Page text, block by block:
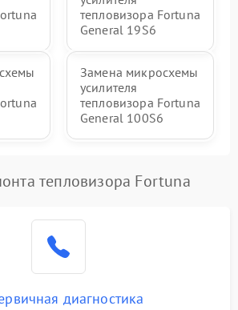
тепловизора Fortuna
General 19S6
Замена микросхемы
усилителя
тепловизора Fortuna
General 100S6
тепловизора Fortuna
диагностика